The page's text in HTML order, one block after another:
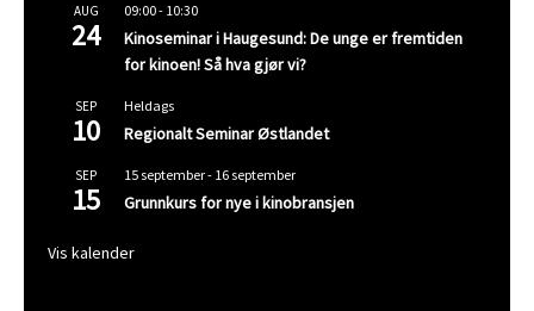
AUG
24
09:00- 10:30
Kinoseminar i Haugesund: De unge er fremtiden
for kinoen! Så hva gjør vi?
SEP
10
Heldags
Regionalt Seminar Østlandet
SEP
15
15 september- 16 september
Grunnkurs for nye i kinobransjen
Vis kalender